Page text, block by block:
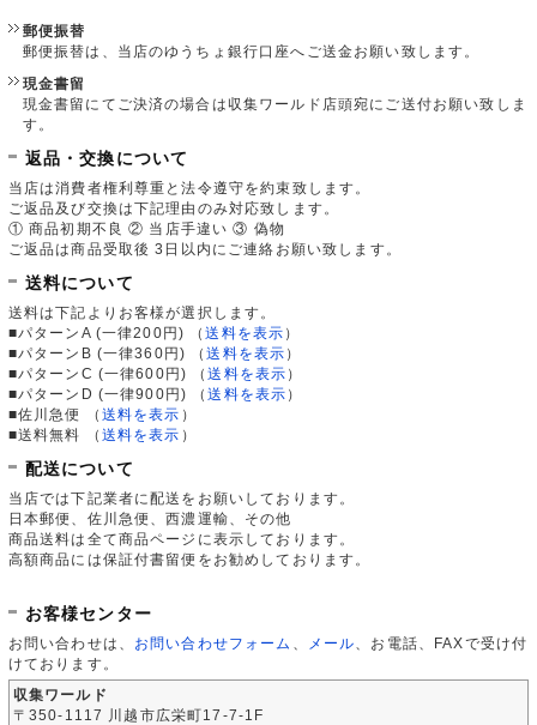
郵便振替
郵便振替は、当店のゆうちょ銀行口座へご送金お願い致します。
現金書留
現金書留にてご決済の場合は収集ワールド店頭宛にご送付お願い致しま
す。
返品・交換について
当店は消費者権利尊重と法令遵守を約束致します。
ご返品及び交換は下記理由のみ対応致します。
① 商品初期不良 ② 当店手違い ③ 偽物
ご返品は商品受取後 3日以内にご連絡お願い致します。
送料について
送料は下記よりお客様が選択します。
■パターンA (一律200円)
（送料を表示 ）
■パターンB (一律360円)
（送料を表示 ）
■パターンC (一律600円)
（送料を表示 ）
■パターンD (一律900円)
（送料を表示 ）
■佐川急便
（ 送料を表示 ）
■送料無料
（ 送料を表示 ）
配送について
当店では下記業者に配送をお願いしております。
日本郵便、佐川急便、西濃運輸、その他
商品送料は全て商品ページに表示しております。
高額商品には保証付書留便をお勧めしております。
お客様センター
お問い合わせは、 お問い合わせフォーム メール 、お電話、FAXで受け付
けております。
収集ワールド
〒350-1117 川越市広栄町17-7-1F